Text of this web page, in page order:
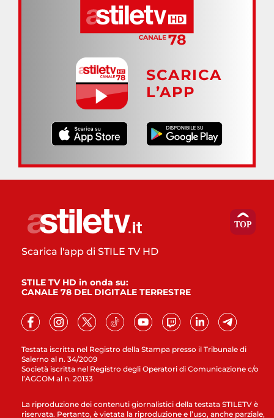
SCARICA
L’APP
Testata iscritta nel Registro della Stampa presso il Tribunale di
Salerno al n. 34/2009
Società iscritta nel Registro degli Operatori di Comunicazione c/o
l’AGCOM al n. 20133
Scarica l'app di STILE TV HD
STILE TV HD in onda su:
CANALE 78 DEL DIGITALE TERRESTRE
La riproduzione dei contenuti giornalistici della testata STILETV è
riservata. Pertanto, è vietata la riproduzione e l’uso, anche parziale,